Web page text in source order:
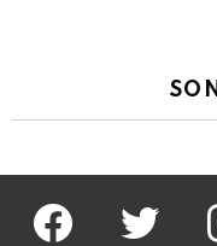
facebook twitter